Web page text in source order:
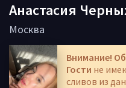
Анастасия
Москва
Внимание!
Гости не
сливов из